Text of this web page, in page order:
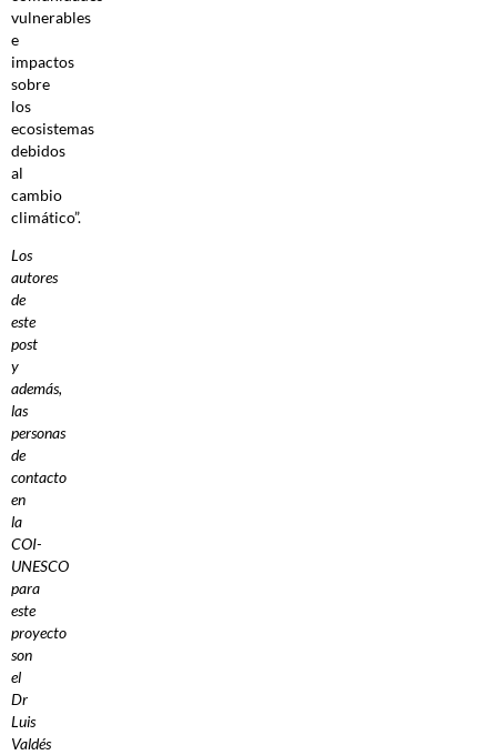
vulnerables
e
impactos
sobre
los
ecosistemas
debidos
al
cambio
climático”.
Los
autores
de
este
post
y
además,
las
personas
de
contacto
en
la
COI-
UNESCO
para
este
proyecto
son
el
Dr
Luis
Valdés